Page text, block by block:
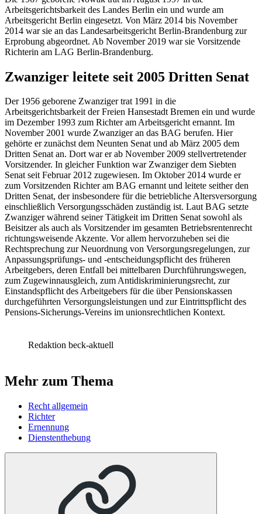
Arbeitsgerichtsbarkeit des Landes Berlin ein und wurde am
Arbeitsgericht Berlin eingesetzt. Von März 2014 bis November
2014 war sie an das Landesarbeitsgericht Berlin-Brandenburg zur
Erprobung abgeordnet. Ab November 2019 war sie Vorsitzende
Richterin am LAG Berlin-Brandenburg.
Zwanziger leitete seit 2005 Dritten Senat
Der 1956 geborene Zwanziger trat 1991 in die
Arbeitsgerichtsbarkeit der Freien Hansestadt Bremen ein und wurde
im Dezember 1993 zum Richter am Arbeitsgericht ernannt. Im
November 2001 wurde Zwanziger an das BAG berufen. Hier
gehörte er zunächst dem Neunten Senat und ab März 2005 dem
Dritten Senat an. Dort war er ab November 2009 stellvertretender
Vorsitzender. In gleicher Funktion war Zwanziger dem Siebten
Senat seit Februar 2012 zugewiesen. Im Oktober 2014 wurde er
zum Vorsitzenden Richter am BAG ernannt und leitete seither den
Dritten Senat, der ins­besondere für die be­trieb­li­che Al­ters­ver­sor­gung
ein­schlie­ß­lich Ver­sor­gungs­schä­den zu­stän­dig ist. Laut BAG setzte
Zwanziger während seiner Tätigkeit im Dritten Senat sowohl als
Beisitzer als auch als Vorsitzender im gesamten Betriebsrentenrecht
richtungsweisende Akzente. Vor allem hervorzuheben sei die
Rechtsprechung zur Neuordnung von Versorgungsregelungen, zur
Anpassungsprüfungs- und -entscheidungspflicht des früheren
Arbeitgebers, deren Entfall bei mittelbaren Durchführungswegen,
zum Zugewinnausgleich, zum Antidiskriminierungsrecht, zur
Einstandspflicht des Arbeitgebers für die über Pensionskassen
durchgeführten Versorgungsleistungen und zur Eintrittspflicht des
Pensions-Sicherungs-Vereins im unionsrechtlichen Kontext.
Redaktion beck-aktuell
Mehr zum Thema
Recht allgemein
Richter
Ernennung
Dienstenthebung